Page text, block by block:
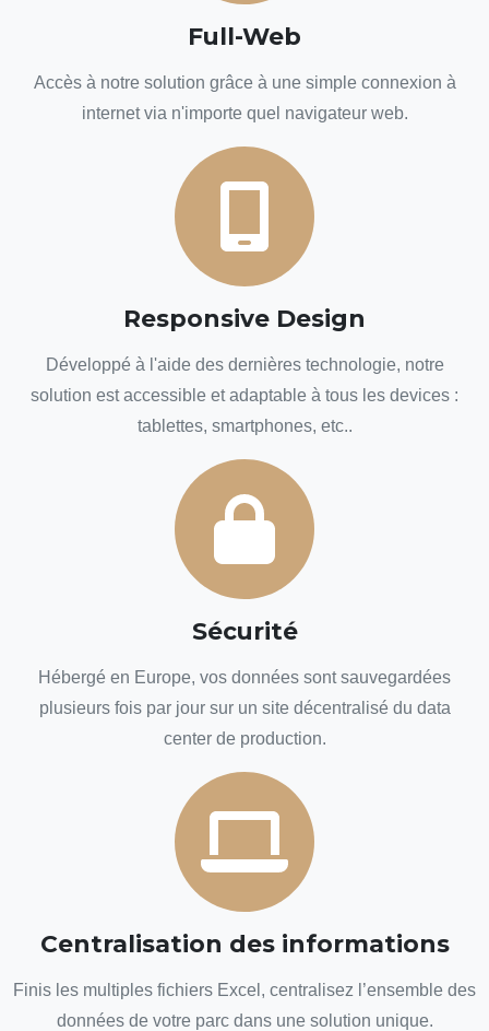
Full-Web
Accès à notre solution grâce à une simple connexion à
internet via n'importe quel navigateur web.
Responsive Design
Développé à l'aide des dernières technologie, notre
solution est accessible et adaptable à tous les devices :
tablettes, smartphones, etc..
Sécurité
Hébergé en Europe, vos données sont sauvegardées
plusieurs fois par jour sur un site décentralisé du data
center de production.
Centralisation des informations
Finis les multiples fichiers Excel, centralisez l’ensemble des
données de votre parc dans une solution unique.